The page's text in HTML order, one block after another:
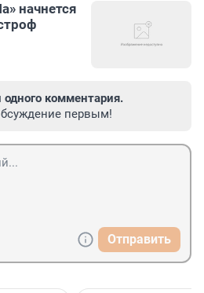
начнется
одного комментария.
первым!
Отправить